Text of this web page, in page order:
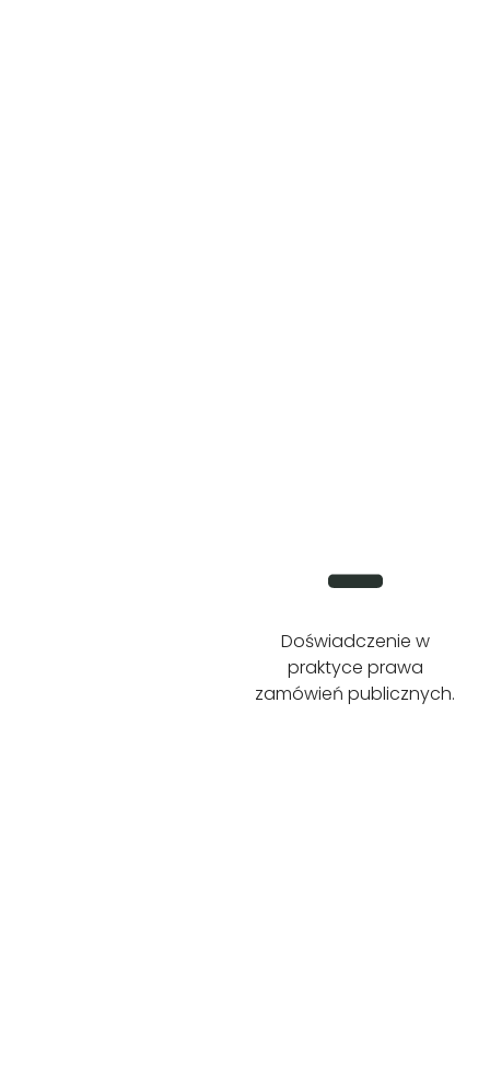
Doświadczenie w
praktyce prawa
zamówień publicznych.